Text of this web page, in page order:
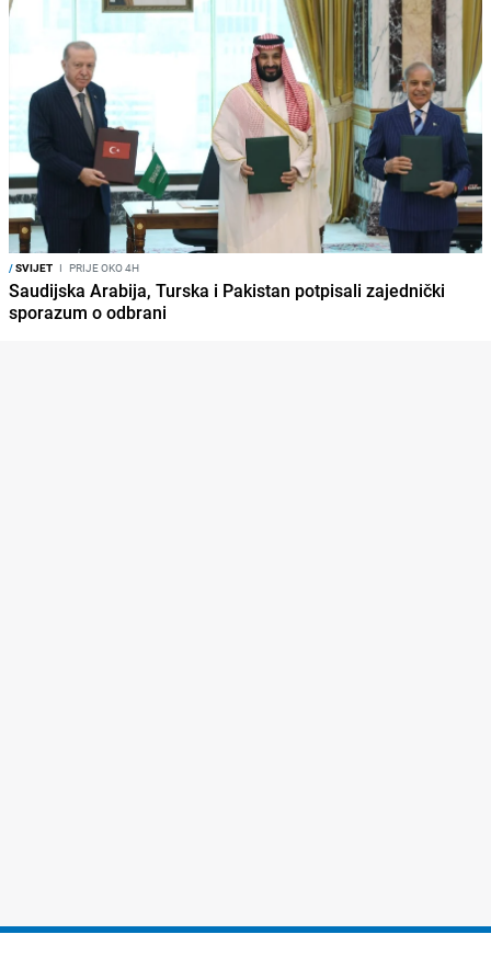
/SVIJET I PRIJE OKO 4H
Saudijska Arabija, Turska i Pakistan potpisali zajednički
sporazum o odbrani